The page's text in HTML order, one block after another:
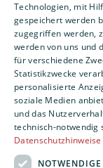
Privatkunden
Gewerbekunden
Karriere
Unternehmen
Kontakt
Technologien, mit
gespeichert werden
zugegriffen werden,
werden von uns und
für verschiedene
Statistikzwecke
personalisierte
soziale Medien
und das
technisch-notwendig
Datenschutzhinweise